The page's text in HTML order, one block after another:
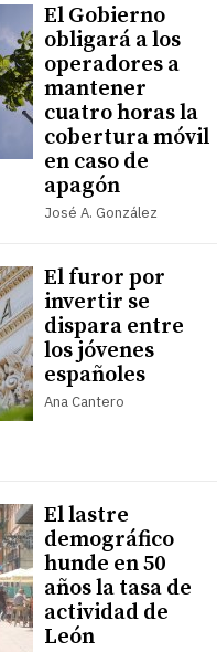
El Gobierno
obligará a los
operadores a
mantener
cuatro horas la
cobertura móvil
en caso de
apagón
José A. González
El furor por
invertir se
dispara entre
los jóvenes
españoles
Ana Cantero
El lastre
demográfico
hunde en 50
años la tasa de
actividad de
León